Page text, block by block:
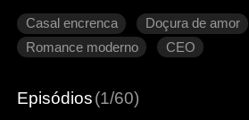
Casal encrenca Doçura de amor
Romance moderno
CEO
Episódios(1/60)